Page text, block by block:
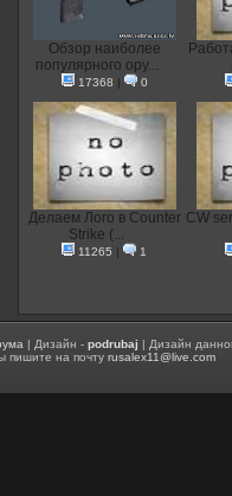
Обзор наиболее
популярного ору...
17368 | 0
Делаем Лого в Counter
Strike (...
11265 | 1
CW
| Дизайн -podrubaj | Дизайн
пишите на почтуrusalex11@live.com